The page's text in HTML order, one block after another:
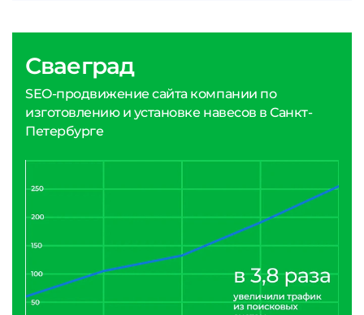
Сваеград
SEO-продвижение сайта компании по
изготовлению и установке навесов в Санкт-
Петербурге